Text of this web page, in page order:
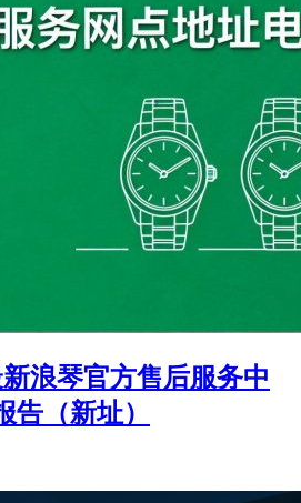
浪琴官方售后服务中
告（新址）